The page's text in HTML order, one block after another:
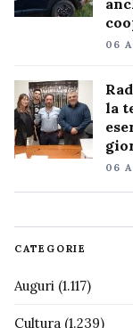
06
la
06
CATEGORIE
Auguri (1.117)
Cultura (1.239)